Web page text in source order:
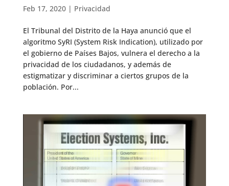
Feb 17, 2020| Privacidad
El Tribunal del Distrito de la Haya anunció que el
algoritmo SyRI (System Risk Indication), utilizado por
el gobierno de Países Bajos, vulnera el derecho a la
privacidad de los ciudadanos, y además de
estigmatizar y discriminar a ciertos grupos de la
población. Por...